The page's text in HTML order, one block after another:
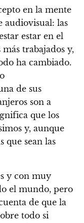
en la mente
audiovisual: las
estar en el
trabajados y,
ha cambiado.
de sus
son a
que los
y, aunque
que sean las
y con muy
el mundo, pero
de que la
todo si